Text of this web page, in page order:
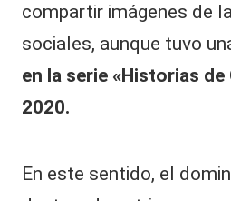
R
e
d
e
|
compartir imágenes de
sociales, aunque tuvo
en la serie «Historias de
2020.
En este sentido, el